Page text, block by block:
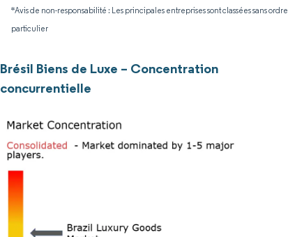
*Avis de non-responsabilité : Les principales entreprises sont classées sans ordre
particulier
Brésil Biens de Luxe – Concentration
concurrentielle